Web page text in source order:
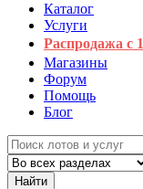
Каталог
Услуги
Распродажа с 1
Магазины
Форум
Помощь
Блог
Найти